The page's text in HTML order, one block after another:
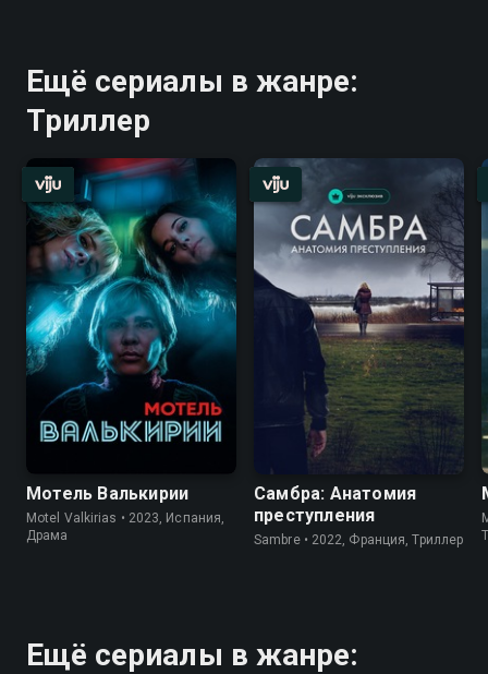
Ещё сериалы в жанре:
Триллер
Мотель Валькирии
Motel Valkirias • 2023, Испания,
Драма
Самбра: Анатомия
преступления
Sambre • 2022, Франция, Триллер
Ещё сериалы в жанре: